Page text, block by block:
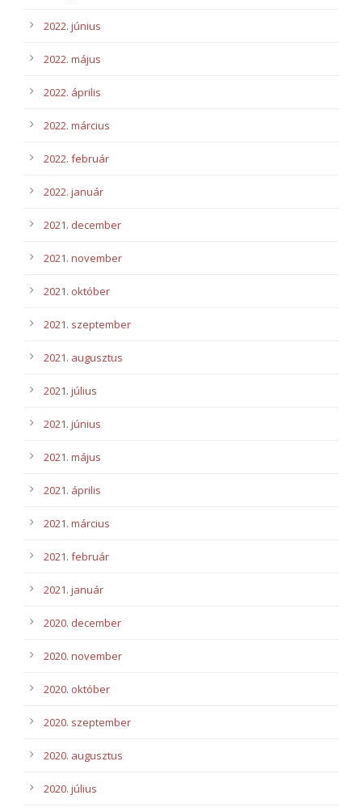
2022. június
2022. május
2022. április
2022. március
2022. február
2022. január
2021. december
2021. november
2021. október
2021. szeptember
2021. augusztus
2021. július
2021. június
2021. május
2021. április
2021. március
2021. február
2021. január
2020. december
2020. november
2020. október
2020. szeptember
2020. augusztus
2020. július